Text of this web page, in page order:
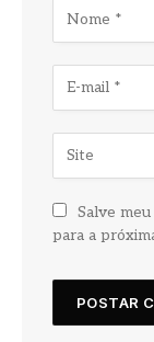
Salve
para a